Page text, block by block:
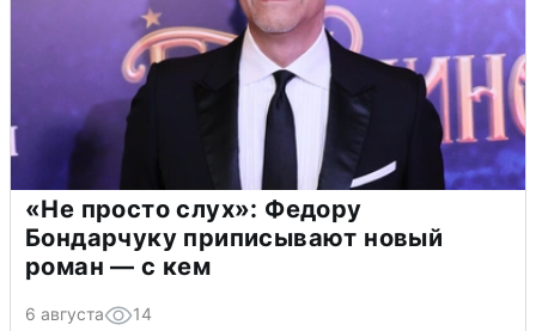
«Не просто слух»: Федору
Бондарчуку приписывают новый
роман — с кем
6 августа 14